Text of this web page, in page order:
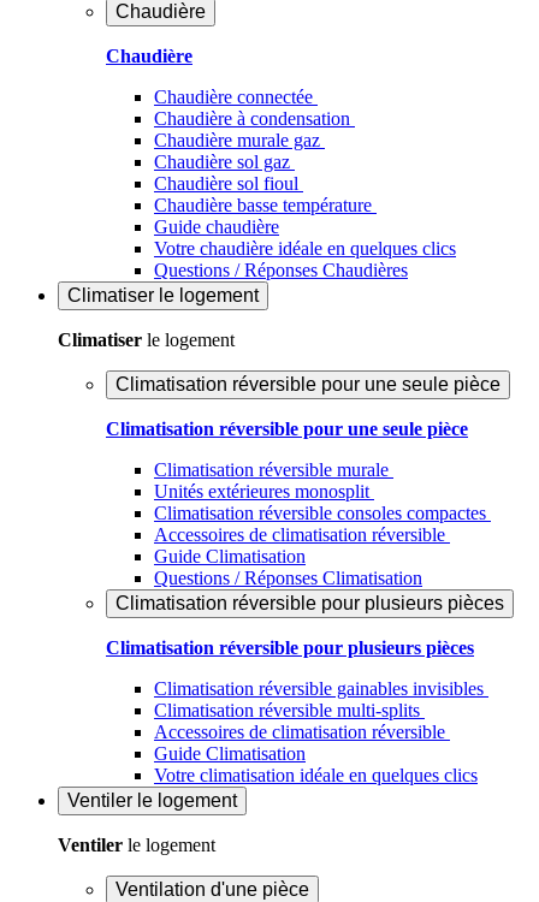
Chaudière
Chaudière
Chaudière connectée
Chaudière à condensation
Chaudière murale gaz
Chaudière sol gaz
Chaudière sol fioul
Chaudière basse température
Guide chaudière
Votre chaudière idéale en quelques clics
Questions / Réponses Chaudières
Climatiser le logement
Climatiser le logement
Climatisation réversible pour une seule pièce
Climatisation réversible pour une seule pièce
Climatisation réversible murale
Unités extérieures monosplit
Climatisation réversible consoles compactes
Accessoires de climatisation réversible
Guide Climatisation
Questions / Réponses Climatisation
Climatisation réversible pour plusieurs pièces
Climatisation réversible pour plusieurs pièces
Climatisation réversible gainables invisibles
Climatisation réversible multi-splits
Accessoires de climatisation réversible
Guide Climatisation
Votre climatisation idéale en quelques clics
Ventiler le logement
Ventiler le logement
Ventilation d'une pièce